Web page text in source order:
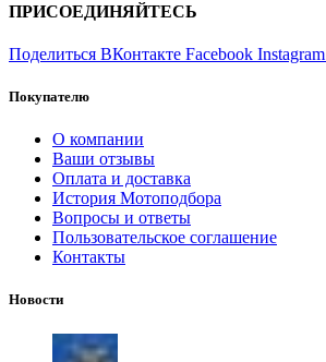
ПРИСОЕДИНЯЙТЕСЬ
Поделиться ВКонтакте Facebook Instagram
Покупателю
О компании
Ваши отзывы
Оплата и доставка
История Мотоподбора
Вопросы и ответы
Пользовательское соглашение
Контакты
Новости